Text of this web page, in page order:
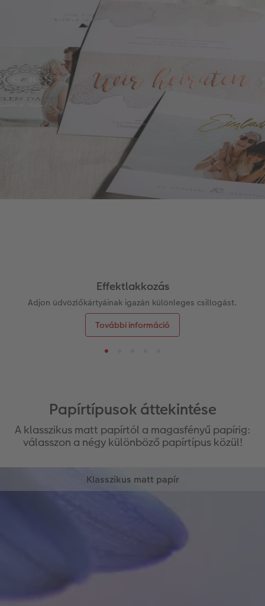
Effektlakkozás
Adjon üdvözlőkártyáinak igazán különleges csillogást.
További információ
Papírtípusok áttekintése
A klasszikus matt papírtól a magasfényű papírig:
válasszon a négy különböző papírtípus közül!